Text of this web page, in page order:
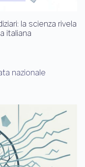
la scienza rivela
italiana
nazionale